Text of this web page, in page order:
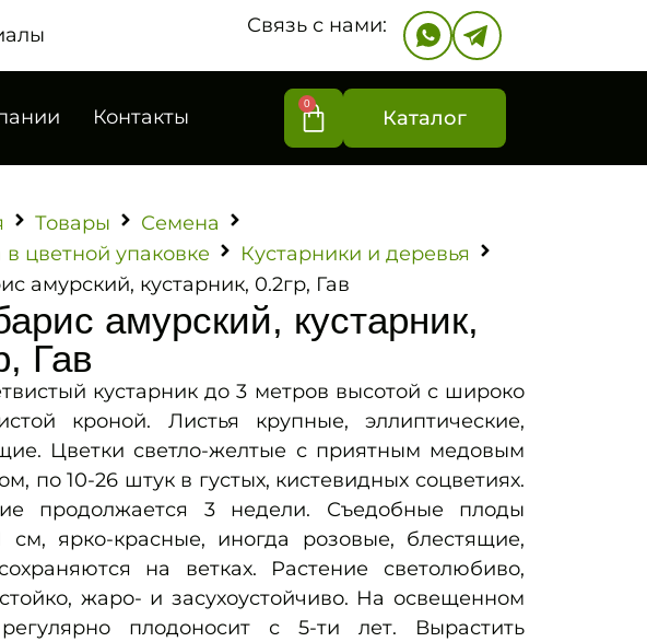
Связь с нами:
Контакты
0
Каталог
Товары
Семена
цветной упаковке
Кустарники и деревья
амурский, кустарник, 0.2гр, Гав
амурский, кустарник,
Гав
кустарник до 3 метров высотой с широко
кроной. Листья крупные, эллиптические,
Цветки светло-желтые с приятным медовым
по 10-26 штук в густых, кистевидных соцветиях.
продолжается 3 недели. Съедобные плоды
см, ярко-красные, иногда розовые, блестящие,
на ветках. Растение светолюбиво,
жаро- и засухоустойчиво. На освещенном
плодоносит с 5-ти лет. Вырастить